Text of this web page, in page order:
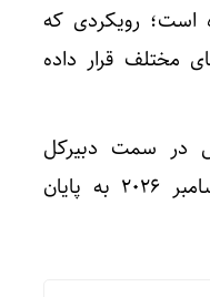
است؛ رویکردی که
مختلف قرار داده
در سمت دبیرکل
سازمان ملل در تاریخ 31 دسامبر 2026 به پایان